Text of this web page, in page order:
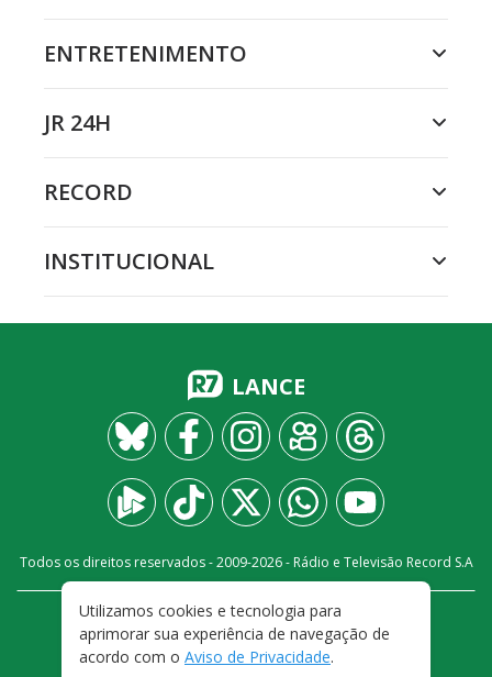
ENTRETENIMENTO
JR 24H
RECORD
INSTITUCIONAL
LANCE
Todos os direitos reservados - 2009-2026- Rádio e Televisão Record S.A
FALE CONOSCO
PRIVACIDADE
TERMOS E CONDIÇÕES DE USO
Utilizamos cookies e tecnologia para
aprimorar sua experiência de navegação de
acordo com o Aviso de Privacidade.